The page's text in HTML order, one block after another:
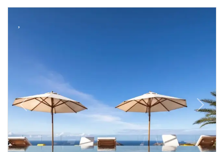
Previous Next